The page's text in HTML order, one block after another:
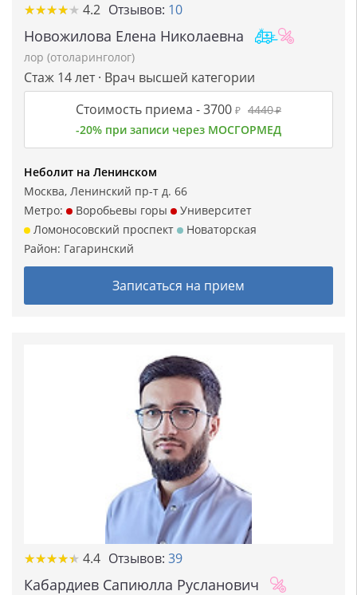
★★★★★
★★★★★ 4.2 Отзывов: 10
Новожилова Елена Николаевна
лор (отоларинголог)
Стаж 14 лет · Врач высшей категории
Стоимость приема -3700 ₽ 4440₽
-20% при записи через МОСГОРМЕД
Неболит на Ленинском
Москва, Ленинский пр-т д. 66
Метро:
Воробьевы горы
Университет
Ломоносовский проспект
Новаторская
Район: Гагаринский
Записаться на прием
★★★★★
★★★★★ 4.4 Отзывов: 39
Кабардиев Сапиюлла Русланович